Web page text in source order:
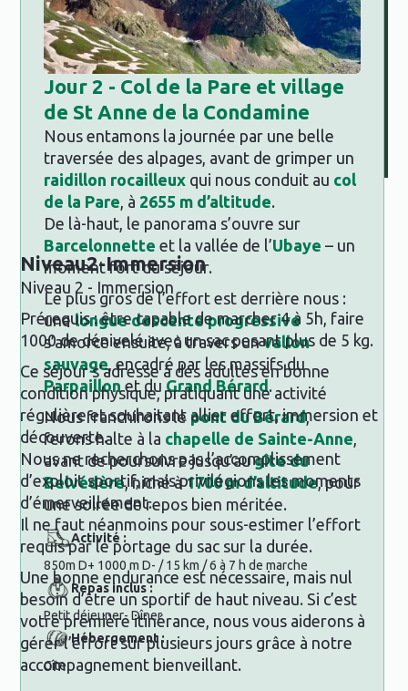
Jour 2 - Col de la Pare et village
de St Anne de la Condamine
Nous entamons la journée par une belle
traversée des alpages, avant de grimper un
raidillon rocailleux qui nous conduit au col
de la Pare, à 2655 m d’altitude.
De là-haut, le panorama s’ouvre sur
Barcelonnette et la vallée de l’Ubaye – un
moment fort du séjour.
Le plus gros de l’effort est derrière nous :
unelongue descente progressive
s’amorce ensuite, à travers unvallon
sauvage, encadré par les massifs du
Parpaillonet duGrand Bérard.
Nous franchirons le pont du Bérard,
ferons halte à la chapelle de Sainte-Anne,
avant de poursuivre jusqu’augîte du
Belvédère, niché à1700 m d’altitude, pour
une soirée de repos bien méritée.
Activité :
850m D+ 1000 m D- / 15 km / 6 à 7 h de marche
Repas inclus :
Petit déjeuner- Dîner
Hébergement :
Gîte
Niveau2-Immersion
Niveau 2 - Immersion
Prérequis : être capable de marcher 4 à 5h, faire
1000 de dénivelé avec un sac pesant plus de 5 kg.
Ce séjour s’adresse à des adultes en bonne
condition physique, pratiquant une activité
régulière et souhaitant allier effort, immersion et
découverte.
Nous ne recherchons pas l’accomplissement
d’exploit sportif, mais privilégions les moments
d’émerveillement.
Il ne faut néanmoins pour sous-estimer l’effort
requis par le portage du sac sur la durée.
Une bonne endurance est nécessaire, mais nul
besoin d’être un sportif de haut niveau. Si c’est
votre première itinérance, nous vous aiderons à
gérer l’effort sur plusieurs jours grâce à notre
accompagnement bienveillant.